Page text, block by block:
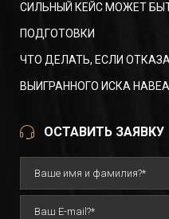
СИЛЬНЫЙ КЕЙС МОЖЕТ
ПОДГОТОВКИ
ЧТО ДЕЛАТЬ, ЕСЛИ
ВЫИГРАННОГО ИСКА
ОСТАВИТЬ ЗАЯВКУ